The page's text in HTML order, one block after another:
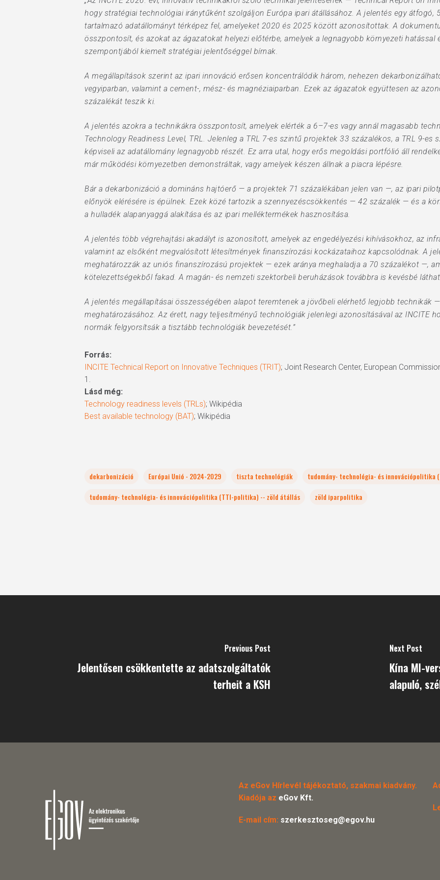
Hit enter to search or ESC to close
hogy stratégiai technológiai iránytűként szolgáljon Európa ipari átállásához. A jelentés egy
tartalmazó adatállományt térképez fel, amelyeket 2020 és 2025 között azonosítottak. A
összpontosít, és azokat az ágazatokat helyezi előtérbe, amelyek a legnagyobb környezeti hatással
szempontjából kiemelt stratégiai jelentőséggel bírnak.
A megállapítások szerint az ipari innováció erősen koncentrálódik három, nehezen
vegyiparban, valamint a cement-, mész- és magnéziaiparban. Ezek az ágazatok együttesen az
százalékát teszik ki.
A jelentés azokra a technikákra összpontosít, amelyek elérték a 6–7-es vagy annál magasabb
Technology Readiness Level, TRL. Jelenleg a TRL 7-es szintű projektek 33 százalékos, a TRL 9-es
képviseli az adatállomány legnagyobb részét. Ez arra utal, hogy erős megoldási portfólió áll
már működési környezetben demonstráltak, vagy amelyek készen állnak a piacra lépésre.
Bár a dekarbonizáció a domináns hajtóerő — a projektek 71 százalékában jelen van —, az ipari
előnyök elérésére is épülnek. Ezek közé tartozik a szennyezéscsökkentés — 42 százalék — és a
a hulladék alapanyaggá alakítása és az ipari melléktermékek hasznosítása.
A jelentés több végrehajtási akadályt is azonosított, amelyek az engedélyezési kihívásokhoz, az
valamint az elsőként megvalósított létesítmények finanszírozási kockázataihoz kapcsolódnak. A
meghatározzák az uniós finanszírozású projektek — ezek aránya meghaladja a 70 százalékot —,
kötelezettségekből fakad. A magán- és nemzeti szektorbeli beruházások továbbra is kevésbé
A jelentés megállapításai összességében alapot teremtenek a jövőbeli elérhető legjobb technikák
meghatározásához. Az érett, nagy teljesítményű technológiák jelenlegi azonosításával az INCITE
normák felgyorsítsák a tisztább technológiák bevezetését.”
Forrás:
INCITE Technical Report on Innovative Techniques (TRIT); Joint Research Center, European
1.
Lásd még:
Technology readiness levels (TRLs); Wikipédia
Best available technology (BAT); Wikipédia
dekarbonizáció Európai Unió - 2024-2029 tiszta technológiák
tudomány- technológia- és
tudomány- technológia- és innovációpolitika (TTI-politika) -- zöld átállás
zöld iparpolitika
Previous Post
Jelentősen csökkentette az adatszolgáltatók
terheit a KSH
Next Post
Kína MI-
alapuló,
Az eGov Hírlevél tájékoztató, szakmai kiadvány.
Kiadója az eGov Kft.
E-mail cím: szerkesztoseg@egov.hu